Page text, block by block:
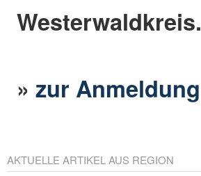
Westerwaldkreis.
»zur Anmeldung
AKTUELLE ARTIKEL AUS REGION